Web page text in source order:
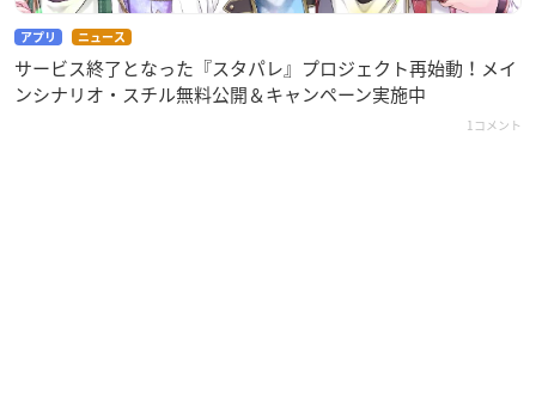
アプリ ニュース
サービス終了となった『スタパレ』プロジェクト再始動！メイ
ンシナリオ・スチル無料公開＆キャンペーン実施中
1コメント